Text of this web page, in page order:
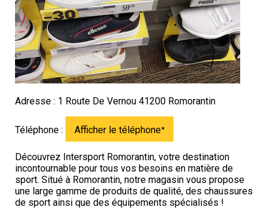
Adresse : 1 Route De Vernou 41200 Romorantin
Téléphone : Afficher le téléphone*
Découvrez Intersport Romorantin, votre destination
incontournable pour tous vos besoins en matière de
sport. Situé à Romorantin, notre magasin vous propose
une large gamme de produits de qualité, des chaussures
de sport ainsi que des équipements spécialisés !